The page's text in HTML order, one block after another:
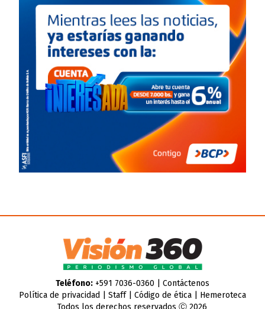
Teléfono:+591 7036-0360 | Contáctenos
Política de privacidad
Staff| Código de ética| Hemeroteca
Todos los derechos reservados Ⓒ 2026